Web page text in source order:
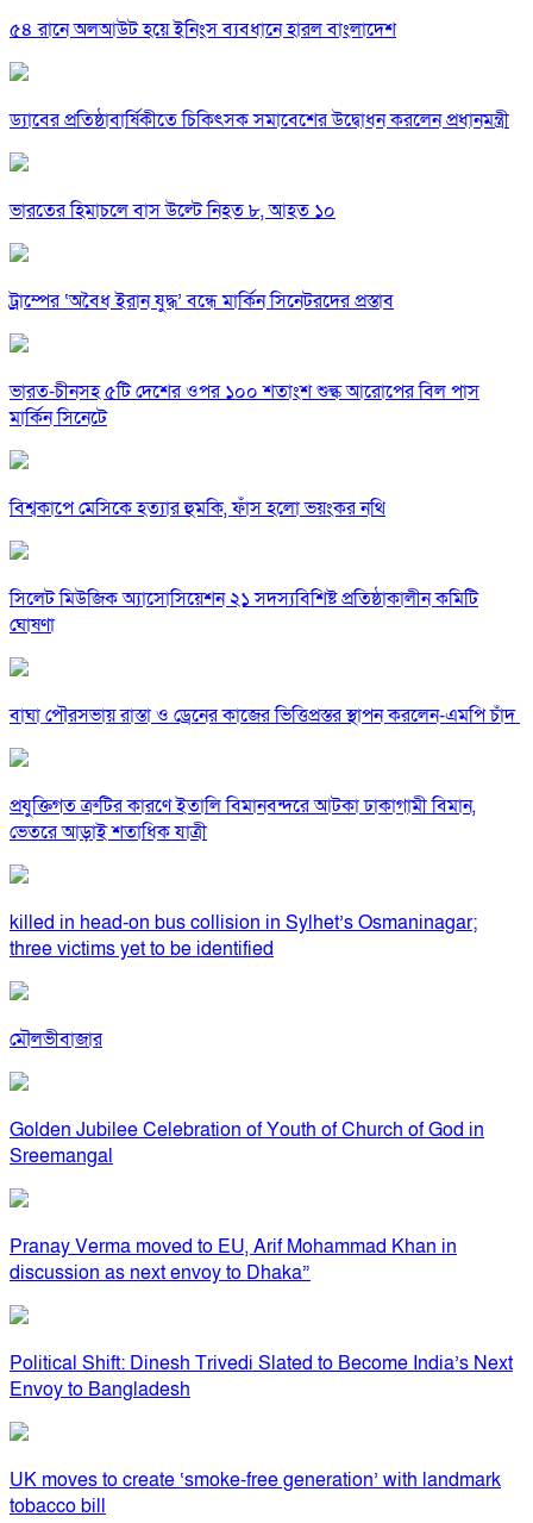
৫৪ রানে অলআউট হয়ে ইনিংস ব্যবধানে হারল বাংলাদেশ
ড্যাবের প্রতিষ্ঠাবার্ষিকীতে চিকিৎসক সমাবেশের উদ্বোধন করলেন প্রধানমন্ত্রী
ভারতের হিমাচলে বাস উল্টে নিহত ৮, আহত ১০
ট্রাম্পের ‘অবৈধ ইরান যুদ্ধ’ বন্ধে মার্কিন সিনেটরদের প্রস্তাব
ভারত-চীনসহ ৫টি দেশের ওপর ১০০ শতাংশ শুল্ক আরোপের বিল পাস
মার্কিন সিনেটে
বিশ্বকাপে মেসিকে হত্যার হুমকি, ফাঁস হলো ভয়ংকর নথি
সিলেট মিউজিক অ্যাসোসিয়েশন ২১ সদস্যবিশিষ্ট প্রতিষ্ঠাকালীন কমিটি
ঘোষণা
বাঘা পৌরসভায় রাস্তা ও ড্রেনের কাজের ভিত্তিপ্রস্তর স্থাপন করলেন-এমপি চাঁদ
প্রযুক্তিগত ত্রুটির কারণে ইতালি বিমানবন্দরে আটকা ঢাকাগামী বিমান,
ভেতরে আড়াই শতাধিক যাত্রী
killed in head-on bus collision in Sylhet’s Osmaninagar;
three victims yet to be identified
মৌলভীবাজার
Golden Jubilee Celebration of Youth of Church of God in
Sreemangal
Pranay Verma moved to EU, Arif Mohammad Khan in
discussion as next envoy to Dhaka”
Political Shift: Dinesh Trivedi Slated to Become India’s Next
Envoy to Bangladesh
UK moves to create ‘smoke-free generation’ with landmark
tobacco bill